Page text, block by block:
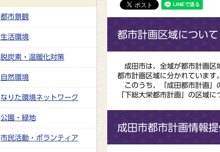
都市計画区域について
成田市は、全域が都市計画区
都市計画区域に分かれています。
このうち、「成田都市計画」
「下総大栄都市計画」の区域
成田市都市計画情報
都市景観
生活環境
脱炭素・温暖化対策
自然環境
なりた環境ネットワーク
公園・緑地
市民活動・ボランティア